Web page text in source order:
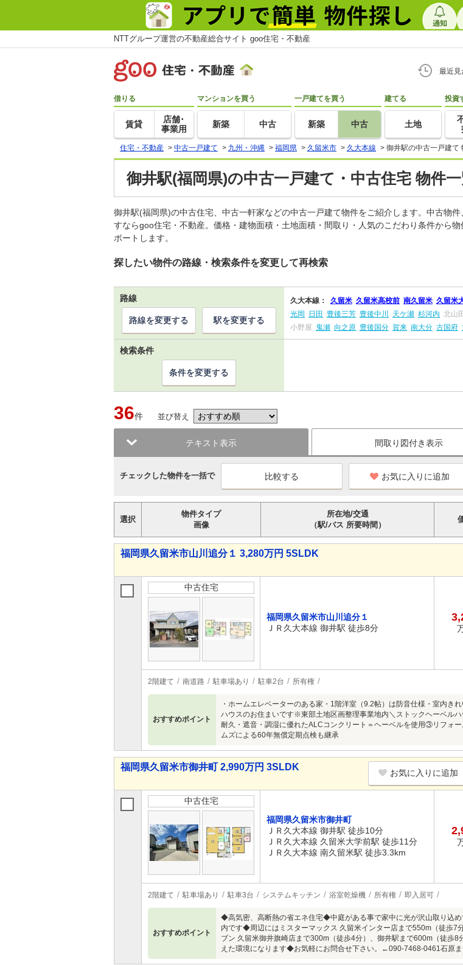
NTTグループ運営の不動産総合サイト goo住宅・不動産
最近見
借りる
賃貸
店舗･
事業用
マンションを買う
新築 中古
一戸建てを買う
新築 中古
建てる
土地
投資
住宅・不動産 > 中古一戸建て > 九州・沖縄 > 福岡県 > 久留米市 > 久大本線 > 御井駅の中古一戸建て
御井駅(福岡県)の中古一戸建て・中古住宅 物件
御井駅(福岡県)の中古住宅、中古一軒家などの中古一戸建て物件をご紹介します。中古物
すならgoo住宅・不動産。価格・建物面積・土地面積・間取り・人気のこだわり条件から
ポートします。
探したい物件の路線・検索条件を変更して再検索
路線 久大本線： 久留米 久留米高校前 南久留米 久留米
光岡
日田 豊後三芳 豊後中川 天ケ瀬 杉河内 北山田
小野屋
鬼瀬 向之原 豊後国分 賀来 南大分 古国府
路線を変更する 駅を変更する
検索条件
条件を変更する
36件 並び替え
テキスト表示 間取り図付き表示
チェックした物件を一括で お気に入りに追加
選択
物件タイプ
画像
所在地/交通
（駅/バス 所要時間）
福岡県久留米市山川追分１ 3,280万円 5SLDK
中古住宅
福岡県久留米市山川追分１
ＪＲ久大本線 御井駅 徒歩8分
2階建て 南道路 駐車場あり 駐車2台 所有権
おすすめポイント
・ホームエレベーターのある家・1階洋室（9.2帖）は防音仕様・室内
ハウスのお住まいです※東部土地区画整理事業地内＼ストックヘーベル
耐久・遮音・調湿に優れたALCコンクリート＝ヘーベルを使用③リフォ
ムズによる60年無償定期点検も継承
福岡県久留米市御井町 2,990万円 3SLDK
お気に入りに追加
中古住宅
福岡県久留米市御井町
ＪＲ久大本線 御井駅 徒歩10分
ＪＲ久大本線 久留米大学前駅 徒歩11分
ＪＲ久大本線 南久留米駅 徒歩3.3km
2階建て 駐車場あり 駐車3台 システムキッチン 浴室乾燥機 所有権 即入居可
おすすめポイント
◆高気密、高断熱の省エネ住宅◆中庭がある事で家中に光が沢山取り込
内です◆周辺にはミスターマックス 久留米インター店まで550m（徒歩7
ブン 久留米御井旗崎店まで300m（徒歩4分）、御井駅まで600m（徒
えた環境になります◆お気軽にお問合せ下さい。←090-7468-0461石原